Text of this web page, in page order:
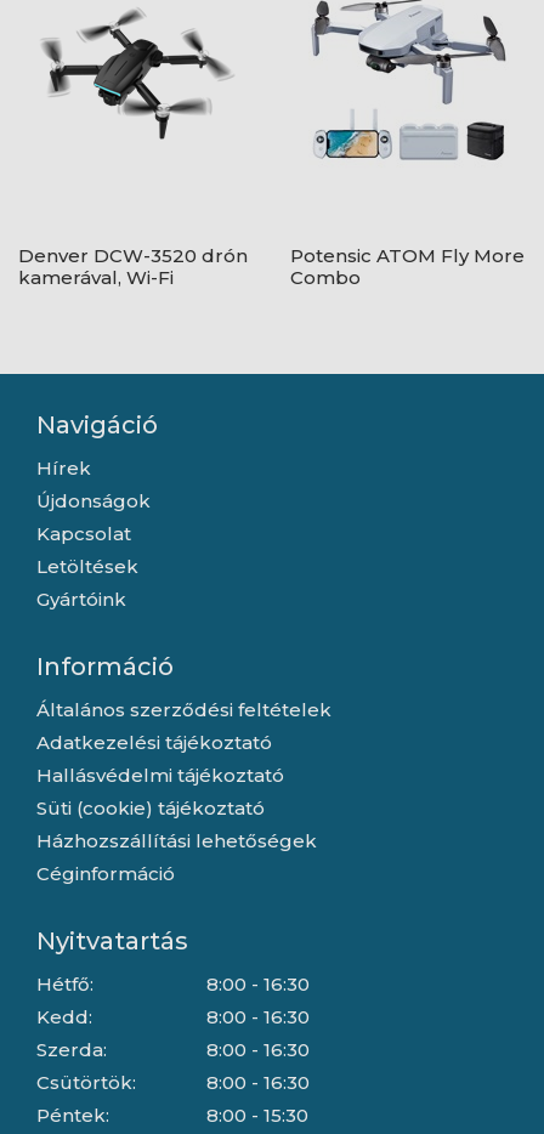
Denver DCW-3520 drón
kamerával, Wi-Fi
Potensic ATOM Fly More
Combo
Navigáció
Hírek
Újdonságok
Kapcsolat
Letöltések
Gyártóink
Információ
Általános szerződési feltételek
Adatkezelési tájékoztató
Hallásvédelmi tájékoztató
Süti (cookie) tájékoztató
Házhozszállítási lehetőségek
Céginformáció
Nyitvatartás
Hétfő:
Kedd:
Szerda:
Csütörtök:
Péntek:
8:00 - 16:30
8:00 - 16:30
8:00 - 16:30
8:00 - 16:30
8:00 - 15:30